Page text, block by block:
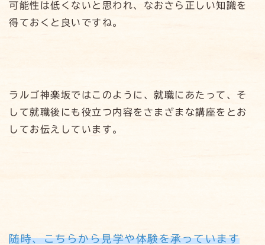
可能性は低くないと思われ、なおさら正しい知識を
得ておくと良いですね。
ラルゴ神楽坂ではこのように、就職にあたって、そ
して就職後にも役立つ内容をさまざまな講座をとお
してお伝えしています。
随時、こちらから見学や体験を承っています